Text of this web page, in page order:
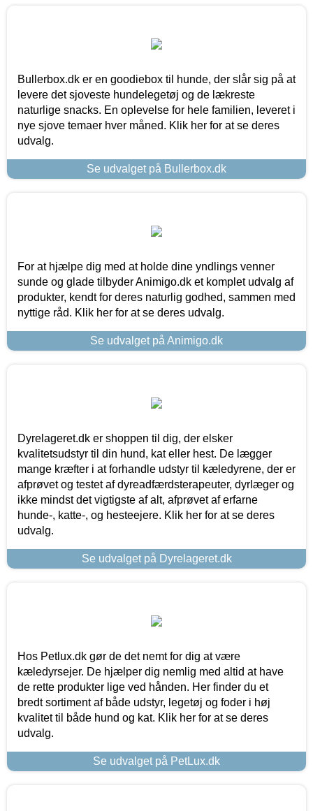
Bullerbox.dk er en goodiebox til hunde, der slår sig på at
levere det sjoveste hundelegetøj og de lækreste
naturlige snacks. En oplevelse for hele familien, leveret i
nye sjove temaer hver måned. Klik her for at se deres
udvalg.
Se udvalget på Bullerbox.dk
For at hjælpe dig med at holde dine yndlings venner
sunde og glade tilbyder Animigo.dk et komplet udvalg af
produkter, kendt for deres naturlig godhed, sammen med
nyttige råd. Klik her for at se deres udvalg.
Se udvalget på Animigo.dk
Dyrelageret.dk er shoppen til dig, der elsker
kvalitetsudstyr til din hund, kat eller hest. De lægger
mange kræfter i at forhandle udstyr til kæledyrene, der er
afprøvet og testet af dyreadfærdsterapeuter, dyrlæger og
ikke mindst det vigtigste af alt, afprøvet af erfarne
hunde-, katte-, og hesteejere. Klik her for at se deres
udvalg.
Se udvalget på Dyrelageret.dk
Hos Petlux.dk gør de det nemt for dig at være
kæledyrsejer. De hjælper dig nemlig med altid at have
de rette produkter lige ved hånden. Her finder du et
bredt sortiment af både udstyr, legetøj og foder i høj
kvalitet til både hund og kat. Klik her for at se deres
udvalg.
Se udvalget på PetLux.dk